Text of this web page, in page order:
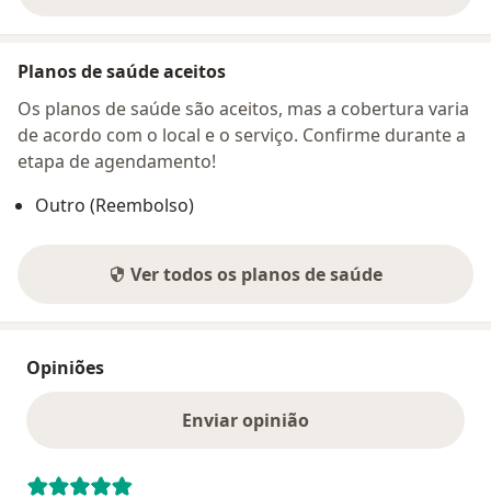
Planos de saúde aceitos
Os planos de saúde são aceitos, mas a cobertura varia
de acordo com o local e o serviço. Confirme durante a
etapa de agendamento!
Outro (Reembolso)
Ver todos os planos de saúde
Opiniões
Enviar opinião